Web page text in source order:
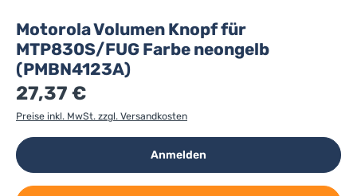
Motorola Volumen Knopf für
MTP830S/FUG Farbe neongelb
(PMBN4123A)
27,37 €
Preise inkl. MwSt. zzgl. Versandkosten
Anmelden